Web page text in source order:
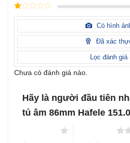
hạng3
5 sao
Được
hạng
sao
Được
hạng
sao
Có hình
Đã xác
Lọc đánh giá
Chưa có đánh giá nào.
Hãy là người đầu tiên
tủ âm 86mm Hafele